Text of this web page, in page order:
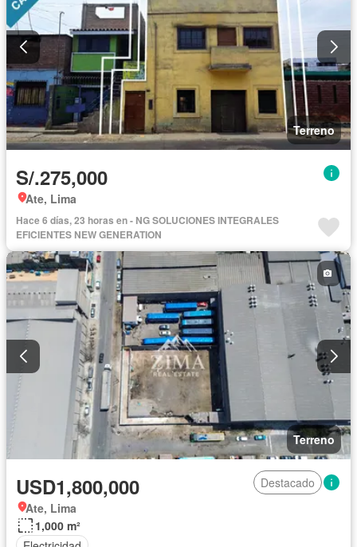
Terreno
S/.275,000
Ate, Lima
Hace 6 días, 23 horas en - NG SOLUCIONES INTEGRALES
EFICIENTES NEW GENERATION
Terreno
USD1,800,000
Destacado
Ate, Lima
1,000 m²